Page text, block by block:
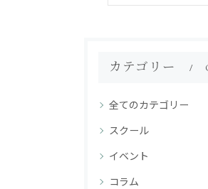
カテゴリー
全てのカテゴリー
スクール
イベント
コラム